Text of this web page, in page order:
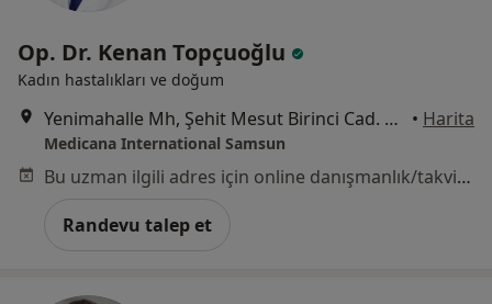
Op. Dr. Kenan Topçuoğlu
Kadın hastalıkları ve doğum
Yenimahalle Mh, Şehit Mesut Birinci Cad. No:85, Canik • Harita
Medicana International Samsun
Bu uzman ilgili adres için online danışmanlık/takvim sunmuyor.
Randevu talep et